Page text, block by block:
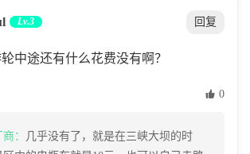
Lv.3 回复
中途还有什么花费没有啊？
 0
：
几乎没有了，就是在三峡大坝的时